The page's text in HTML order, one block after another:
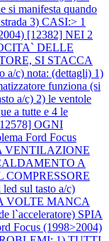
si manifesta quando
3) CASI:> 1
[12382] NEI 2
DELLE
SI STACCA
a/c) nota: (dettagli) 1)
funziona (si
a/c) 2) le ventole
a tutte e 4 le
OGNI
Ford Focus
VENTILAZIONE
A
sul tasto a/c)
VOLTE MANCA
l`acceleratore) SPIA
Focus (1998>2004)